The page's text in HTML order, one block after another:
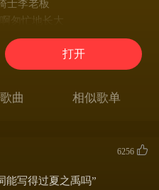
士李老板
匆忙地长大
没人能回答
你看到万物苏醒
芽开花
有雨露阳光
难免留下印痕
一切都是过程
打开
曲 相似歌单
6256
能写得过夏之禹吗”